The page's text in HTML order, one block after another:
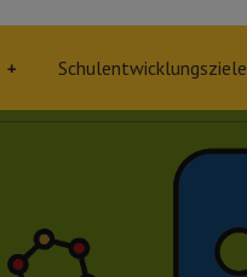
Schulentwicklungsziele